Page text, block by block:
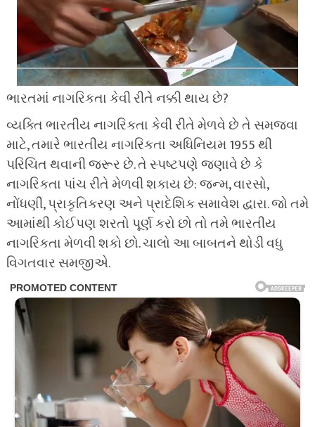
ભારતમાં નાગરિકતા કેવી રીતે નક્કી થાય છે?
વ્યક્તિ ભારતીય નાગરિકતા કેવી રીતે મેળવે છે તે સમજવા
માટે, તમારે ભારતીય નાગરિકતા અધિનિયમ 1955 થી
પરિચિત થવાની જરૂર છે. તે સ્પષ્ટપણે જણાવે છે કે
નાગરિકતા પાંચ રીતે મેળવી શકાય છે: જન્મ, વારસો,
નોંધણી, પ્રાકૃતિકરણ અને પ્રાદેશિક સમાવેશ દ્વારા. જો તમે
આમાંથી કોઈપણ શરતો પૂર્ણ કરો છો તો તમે ભારતીય
નાગરિકતા મેળવી શકો છો. ચાલો આ બાબતને થોડી વધુ
વિગતવાર સમજીએ.